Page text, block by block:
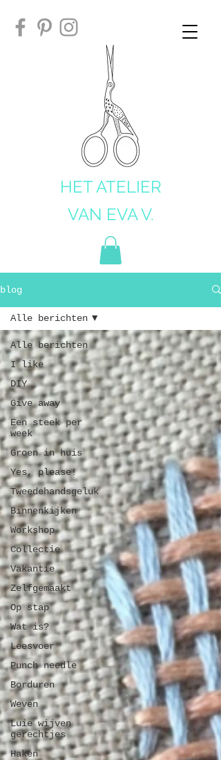
HET ATELIER
VAN EVA V.
blog
Alle berichten
I like
DIY
Give away
Een steek per
week
Groen in huis
Yes, please!
Tweedehandsgeluk
Binnenkijken
Workshop
Collectie
Vakantie
Zelfgemaakt
Op stap
Wat is?
Leesvoer
Punch needle
Borduren
Weven
Luie wijven
gerechtjes
Haken
Alle berichten